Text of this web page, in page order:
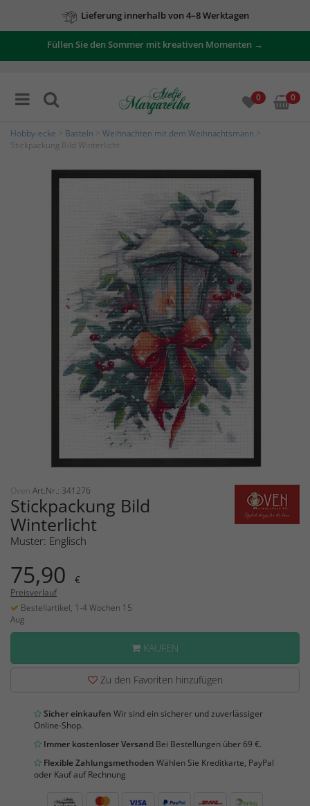
Lieferung innerhalb von 4–8 Werktagen
Füllen Sie den Sommer mit kreativen Momenten →
0 0
Hobby-ecke Basteln Weihnachten mit dem Weihnachtsmann
Stickpackung Bild Winterlicht
Oven Art.Nr.: 341276
Stickpackung Bild
Winterlicht
Muster: Englisch
75,90 €
Preisverlauf
Bestellartikel, 1-4 Wochen 15
Aug
KAUFEN
Zu den Favoriten hinzufügen
Sicher einkaufen Wir sind ein sicherer und zuverlässiger
Online-Shop.
Immer kostenloser Versand Bei Bestellungen über 69 €.
Flexible Zahlungsmethoden Wählen Sie Kreditkarte, PayPal
oder Kauf auf Rechnung